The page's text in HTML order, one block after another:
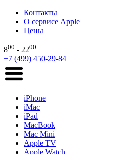
Контакты
О сервисе Apple
Цены
800 - 2200
+7 (499) 450-29-84
iPhone
iMac
iPad
MacBook
Mac Mini
Apple TV